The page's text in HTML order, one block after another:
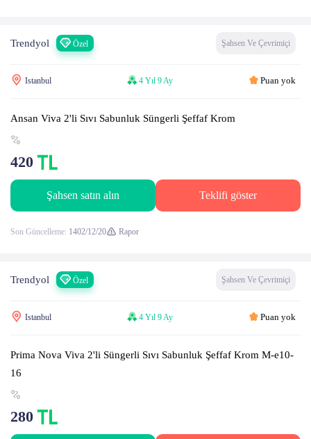
Trendyol Özel Şahsen Ve Çevrimiçi
Istanbul 4 Yıl 9 Ay Puan yok
Ansan Viva 2'li Sıvı Sabunluk Süngerli Şeffaf Krom
420
Şahsen satın alın Teklifi göster
Son Güncelleme: 1402/12/20 Rapor
Trendyol Özel Şahsen Ve Çevrimiçi
Istanbul 4 Yıl 9 Ay Puan yok
Prima Nova Viva 2'li Süngerli Sıvı Sabunluk Şeffaf Krom M-e10-
16
280